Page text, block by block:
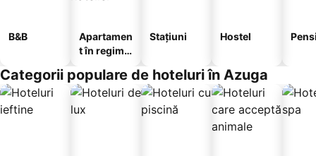
B&B
Apartamen
t în regim
Stațiuni Hostel
Categorii populare de hoteluri în Azuga